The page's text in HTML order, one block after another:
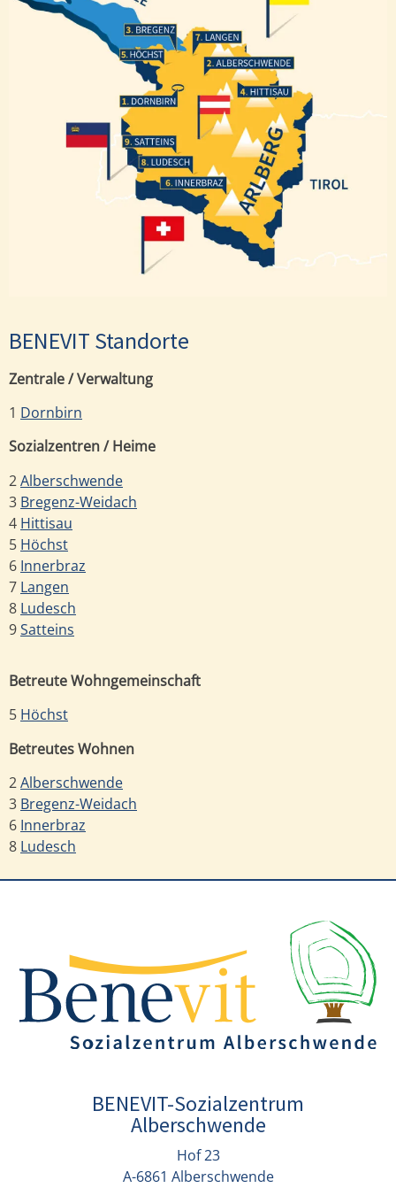
Dornbirn
Bregenz
Langen
Ludesch
Innerbraz
Alberschwende
Satteins
Höchst
BENEVIT Standorte
Zentrale / Verwaltung
1 Dornbirn
Sozialzentren / Heime
2Alberschwende
3 Bregenz-Weidach
4 Hittisau
5 Höchst
6 Innerbraz
7 Langen
8 Ludesch
9Satteins
Betreute Wohngemeinschaft
5 Höchst
Betreutes Wohnen
2Alberschwende
3 Bregenz-Weidach
6 Innerbraz
8 Ludesch
BENEVIT-Sozialzentrum
Alberschwende
Hof 23
A-6861 Alberschwende